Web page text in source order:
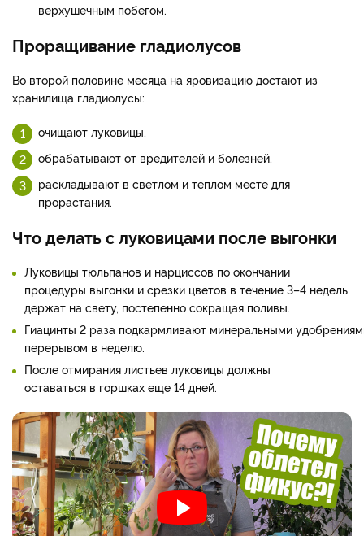
верхушечным побегом.
Проращивание гладиолусов
Во второй половине месяца на яровизацию достают из
хранилища гладиолусы:
очищают луковицы,
обрабатывают от вредителей и болезней,
раскладывают в светлом и теплом месте для
прорастания.
Что делать с луковицами после выгонки
Луковицы тюльпанов и нарциссов по окончании
процедуры выгонки и срезки цветов в течение 3–4 недель
держат на свету, постепенно сокращая поливы.
Гиацинты 2 раза подкармливают минеральными
перерывом в неделю.
После отмирания листьев луковицы должны
оставаться в горшках еще 14 дней.